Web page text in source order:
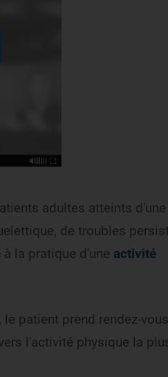
adultes atteints d'une
de troubles
la pratique d'une activité
patient prend rendez-
l'activité physique la